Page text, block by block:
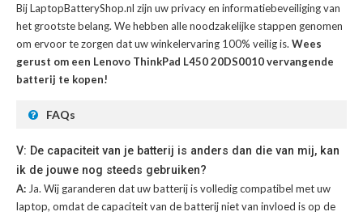
Bij LaptopBatteryShop.nl zijn uw privacy en informatiebeveiliging van
het grootste belang. We hebben alle noodzakelijke stappen genomen
om ervoor te zorgen dat uw winkelervaring 100% veilig is. Wees
gerust om een Lenovo ThinkPad L450 20DS0010 vervangende
batterij te kopen!
FAQs
V: De capaciteit van je batterij is anders dan die van mij, kan
ik de jouwe nog steeds gebruiken?
A: Ja. Wij garanderen dat uw batterij is volledig compatibel met uw
laptop, omdat de capaciteit van de batterij niet van invloed is op de